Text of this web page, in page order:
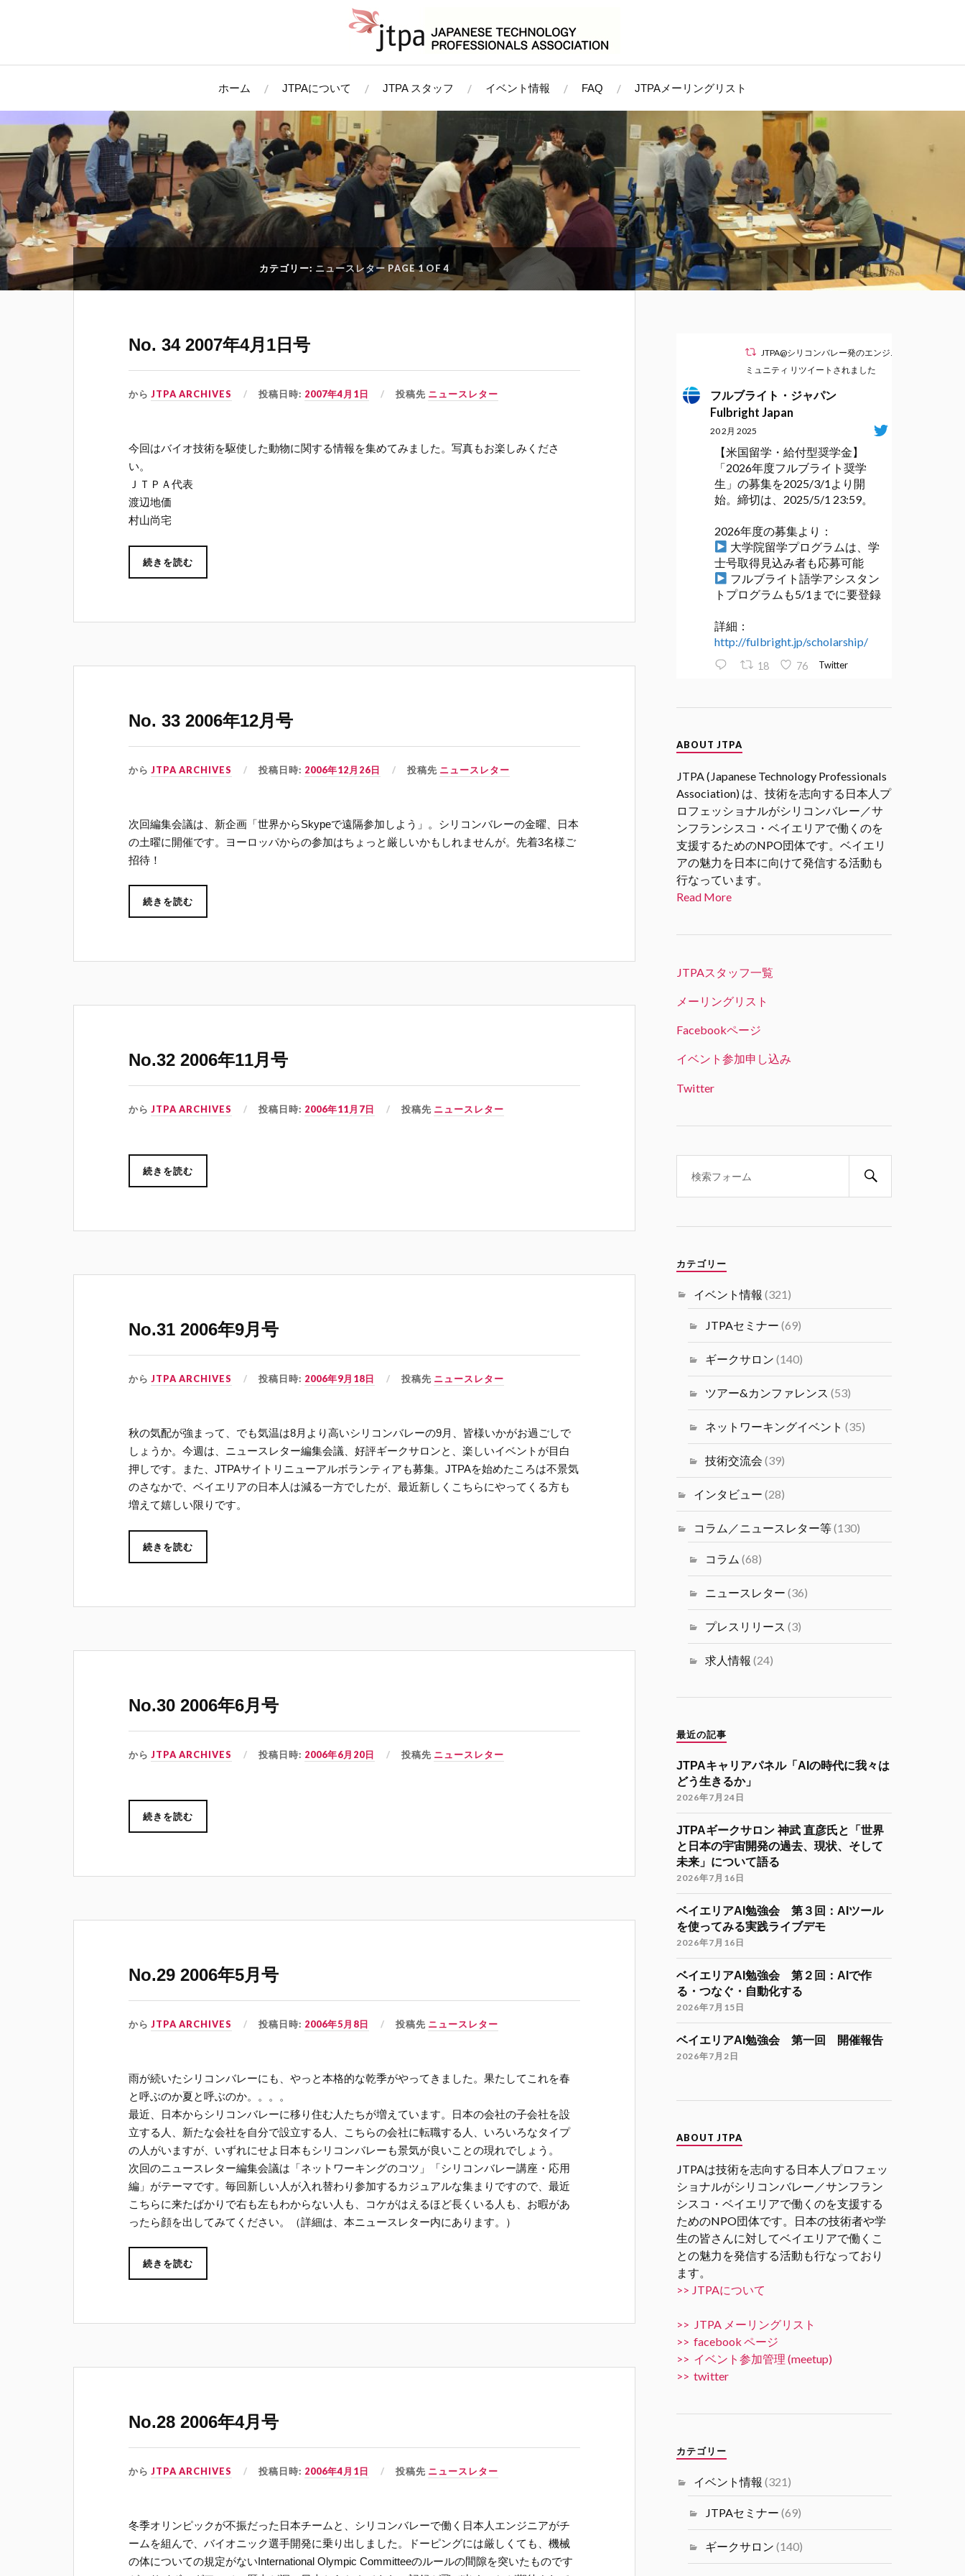
ホーム JTPAについて JTPA スタッフ イベント情報 FAQ JTPAメーリングリスト
カテゴリー: ニュースレター PAGE 1 OF 4
No. 34 2007年4月1日号
からJTPA ARCHIVES 投稿日時: 2007年4月1日 投稿先 ニュースレター
今回はバイオ技術を駆使した動物に関する情報を集めてみました。写真もお楽しみくださ
い。
ＪＴＰＡ代表
渡辺地価
村山尚宅
続きを読む
No. 33 2006年12月号
からJTPA ARCHIVES 投稿日時: 2006年12月26日 投稿先 ニュースレター
次回編集会議は、新企画「世界からSkypeで遠隔参加しよう」。シリコンバレーの金曜、日本
の土曜に開催です。ヨーロッパからの参加はちょっと厳しいかもしれませんが。先着3名様ご
招待！
続きを読む
No.32 2006年11月号
からJTPA ARCHIVES 投稿日時: 2006年11月7日 投稿先 ニュースレター
続きを読む
No.31 2006年9月号
からJTPA ARCHIVES 投稿日時: 2006年9月18日 投稿先 ニュースレター
秋の気配が強まって、でも気温は8月より高いシリコンバレーの9月、皆様いかがお過ごしで
しょうか。今週は、ニュースレター編集会議、好評ギークサロンと、楽しいイベントが目白
押しです。また、JTPAサイトリニューアルボランティアも募集。JTPAを始めたころは不景気
のさなかで、ベイエリアの日本人は減る一方でしたが、最近新しくこちらにやってくる方も
増えて嬉しい限りです。
続きを読む
No.30 2006年6月号
からJTPA ARCHIVES 投稿日時: 2006年6月20日 投稿先 ニュースレター
続きを読む
No.29 2006年5月号
からJTPA ARCHIVES 投稿日時: 2006年5月8日 投稿先 ニュースレター
雨が続いたシリコンバレーにも、やっと本格的な乾季がやってきました。果たしてこれを春
と呼ぶのか夏と呼ぶのか。。。。
最近、日本からシリコンバレーに移り住む人たちが増えています。日本の会社の子会社を設
立する人、新たな会社を自分で設立する人、こちらの会社に転職する人、いろいろなタイプ
の人がいますが、いずれにせよ日本もシリコンバレーも景気が良いことの現れでしょう。
次回のニュースレター編集会議は「ネットワーキングのコツ」「シリコンバレー講座・応用
編」がテーマです。毎回新しい人が入れ替わり参加するカジュアルな集まりですので、最近
こちらに来たばかりで右も左もわからない人も、コケがはえるほど長くいる人も、お暇があ
ったら顔を出してみてください。（詳細は、本ニュースレター内にあります。）
続きを読む
No.28 2006年4月号
からJTPA ARCHIVES 投稿日時: 2006年4月1日 投稿先 ニュースレター
冬季オリンピックが不振だった日本チームと、シリコンバレーで働く日本人エンジニアがチ
ームを組んで、バイオニック選手開発に乗り出しました。ドーピングには厳しくても、機械
の体についての規定がないInternational Olympic Committeeのルールの間隙を突いたものです
JTPA@シリコンバレー発のエンジニアコ
ミュニティ リツイートされました
フルブライト・ジャパン
Fulbright Japan
20 2月 2025
【米国留学・給付型奨学金】
「2026年度フルブライト奨学
生」の募集を2025/3/1より開
始。締切は、2025/5/1 23:59。
2026年度の募集より：
大学院留学プログラムは、学
士号取得見込み者も応募可能
フルブライト語学アシスタン
トプログラムも5/1までに要登録
詳細：
http://fulbright.jp/scholarship/
18 76 Twitter
JTPA@シリコンバレー発のエンジ
30 1月 2025
「スタートアップエコシステムを
考える」 若手起業家、VC、アク
セラレータの各分野からの関係者
をお招きし、「スタートアップエ
コシステム」についてリアルな現
状や未来の展望についてお話を伺
います。
#シリコンバレーｘ日本なセミナ
1
JTPA@シリコンバレー発のエンジニアコ
22 1月 2025
「生成AI時代のデータサイエンス
1 1 Twitter
JTPA@シリコンバレー発のエンジ
1/31 6PM(PST) 変革の波を乗り
コンバレー
塩井宏亮氏をお迎えし、ベイエリ
ア最前線で活躍するデータサイエ
ンティストの視点の目線から語っ
#シリコンバレーｘ日本なセミナ
4 Twitter
JTPA@シリコンバレー発のエンジ
ニアコミュニティ
2024年度（冬）日本人研究者交
流会 2/1(土)(PST) JSPS San
Francisco主催の交流会が開催さ
れます。
ミュニティ リツイートされました
海外大学院学生会
12月7日（土）22:30-24:30（日本時
間）
参加登録
https://forms.gle/kzrJ5k62eHNSAJM29
（登録された方にZoomリンクをお送り
します）
イベント詳細
https://gakuiryugaku.net/seminar/5450
9 21 Twitter
JTPA@シリコンバレー発のエンジニアコ
ミュニティ リツイートされました
海外大学院留学説明会のご案内
「大学院留学後の進路（Zoom開催）」
12月9日（月）21:00-22:30（日本時
https://forms.gle/kzrJ5k62eHNSAJM29
（登録された方にZoomリンクをお送り
します）
イベント詳細
https://gakuiryugaku.net/seminar/5444
ミュニティ リツイートされました
JTPA@シリコンバレー発のエンジ
ニアコミュニティ
11/15 6PM [JTPA SVIF 共催] AI
とSVIF共催の講演＋ネットワー
キングイベントです。
#シリコンバレーｘ日本なセミナ
ー
1 1 Twitter
Load More...
ABOUT JTPA
JTPA (Japanese Technology Professionals
Association) は、技術を志向する日本人プ
ロフェッショナルがシリコンバレー／サ
ンフランシスコ・ベイエリアで働くのを
支援するためのNPO団体です。ベイエリ
アの魅力を日本に向けて発信する活動も
行なっています。
Read More
JTPAスタッフ一覧
メーリングリスト
Facebookページ
イベント参加申し込み
Twitter
カテゴリー
イベント情報 (321)
JTPAセミナー (69)
ギークサロン (140)
ツアー&カンファレンス (53)
ネットワーキングイベント (35)
技術交流会 (39)
インタビュー (28)
コラム／ニュースレター等(130)
コラム (68)
ニュースレター (36)
プレスリリース (3)
求人情報 (24)
最近の記事
JTPAキャリアパネル「AIの時代に我々は
どう生きるか」
2026年7月24日
JTPAギークサロン 神武 直彦氏と「世界
と日本の宇宙開発の過去、現状、そして
未来」について語る
2026年7月16日
ベイエリアAI勉強会 第３回：AIツール
を使ってみる実践ライブデモ
2026年7月16日
ベイエリアAI勉強会 第２回：AIで作
る・つなぐ・自動化する
2026年7月15日
ベイエリアAI勉強会 第一回 開催報告
2026年7月2日
ABOUT JTPA
JTPAは技術を志向する日本人プロフェッ
ショナルがシリコンバレー／サンフラン
シスコ・ベイエリアで働くのを支援する
ためのNPO団体です。日本の技術者や学
生の皆さんに対してベイエリアで働くこ
との魅力を発信する活動も行なっており
ます。
>> JTPAについて
>> JTPA メーリングリスト
>> facebook ページ
>> イベント参加管理 (meetup)
>> twitter
カテゴリー
イベント情報 (321)
JTPAセミナー (69)
ギークサロン (140)